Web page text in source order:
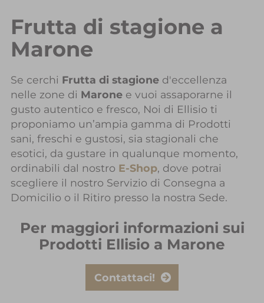
Frutta di stagione a
Marone
Se cerchi Frutta di stagioned'eccellenza
nelle zone di Maronee vuoi assaporarne il
gusto autentico e fresco, Noi di Ellisio ti
proponiamo un’ampia gamma di Prodotti
sani, freschi e gustosi, sia stagionali che
esotici, da gustare in qualunque momento,
ordinabili dal nostro E-Shop, dove potrai
scegliere il nostro Servizio di Consegna a
Domicilio o il Ritiro presso la nostra Sede.
Per maggiori informazioni sui
Prodotti Ellisio a Marone
Contattaci!